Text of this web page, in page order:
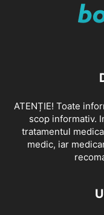
ATENȚIE! Toate
scop informativ.
tratamentul
medic, iar